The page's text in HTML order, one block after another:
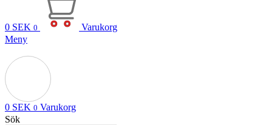
0 SEK 0
Varukorg
Meny
0 SEK 0 Varukorg
Sök